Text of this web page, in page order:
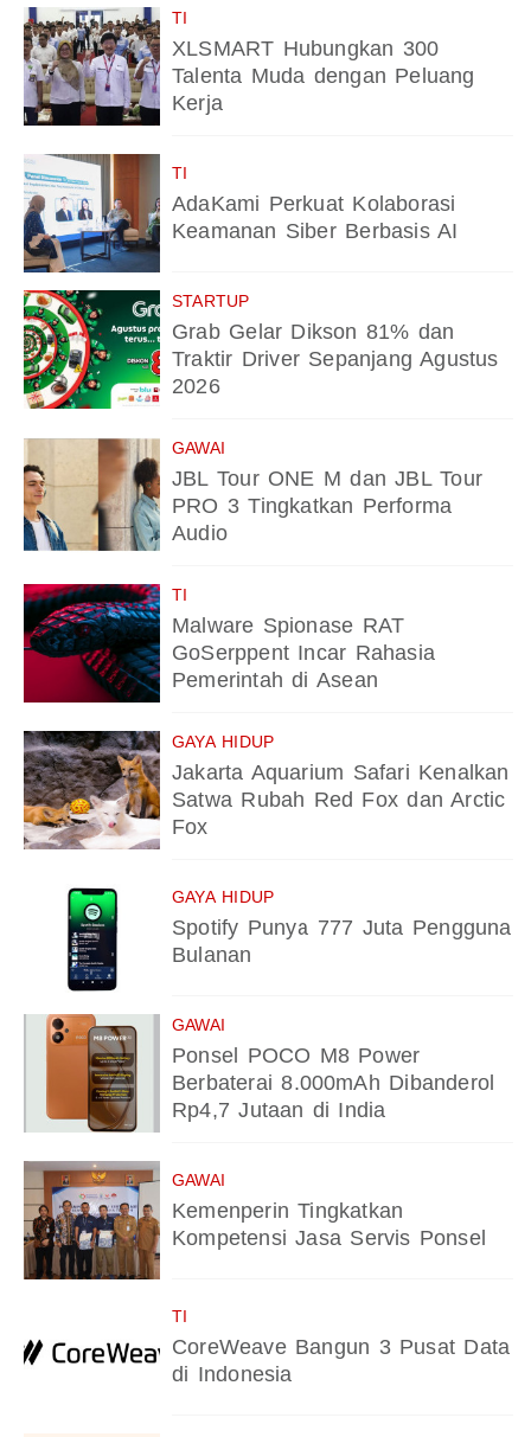
TI
XLSMART Hubungkan 300
Talenta Muda dengan Peluang
Kerja
TI
AdaKami Perkuat Kolaborasi
Keamanan Siber Berbasis AI
STARTUP
Grab Gelar Dikson 81% dan
Traktir Driver Sepanjang Agustus
2026
GAWAI
JBL Tour ONE M dan JBL Tour
PRO 3 Tingkatkan Performa
Audio
TI
Malware Spionase RAT
GoSerppent Incar Rahasia
Pemerintah di Asean
GAYA HIDUP
Jakarta Aquarium Safari Kenalkan
Satwa Rubah Red Fox dan Arctic
Fox
GAYA HIDUP
Spotify Punya 777 Juta Pengguna
Bulanan
GAWAI
Ponsel POCO M8 Power
Berbaterai 8.000mAh Dibanderol
Rp4,7 Jutaan di India
GAWAI
Kemenperin Tingkatkan
Kompetensi Jasa Servis Ponsel
TI
CoreWeave Bangun 3 Pusat Data
di Indonesia